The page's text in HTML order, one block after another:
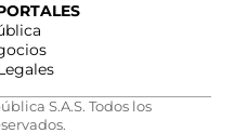
S.A.S. Todos los